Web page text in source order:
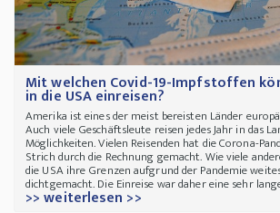
Mit welchen Covid-19-Impfstoffen
in die USA einreisen?
Amerika ist eines der meist bereisten Länder
Auch viele Geschäftsleute reisen jedes Jahr in das
Möglichkeiten. Vielen Reisenden hat die Corona-
Strich durch die Rechnung gemacht. Wie viele
die USA ihre Grenzen aufgrund der Pandemie
dichtgemacht. Die Einreise war daher eine sehr
>> weiterlesen >>